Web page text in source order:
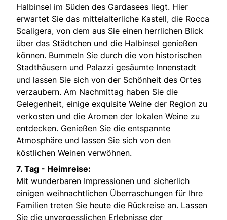
Halbinsel im Süden des Gardasees liegt. Hier
erwartet Sie das mittelalterliche Kastell, die Rocca
Scaligera, von dem aus Sie einen herrlichen Blick
über das Städtchen und die Halbinsel genießen
können. Bummeln Sie durch die von historischen
Stadthäusern und Palazzi gesäumte Innenstadt
und lassen Sie sich von der Schönheit des Ortes
verzaubern. Am Nachmittag haben Sie die
Gelegenheit, einige exquisite Weine der Region zu
verkosten und die Aromen der lokalen Weine zu
entdecken. Genießen Sie die entspannte
Atmosphäre und lassen Sie sich von den
köstlichen Weinen verwöhnen.
7. Tag - Heimreise:
Mit wunderbaren Impressionen und sicherlich
einigen weihnachtlichen Überraschungen für Ihre
Familien treten Sie heute die Rückreise an. Lassen
Sie die unvergesslichen Erlebnisse der